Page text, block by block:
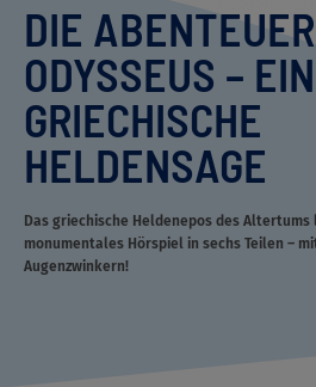
DIE
ODYSSEUS –
GRIECHISCHE
HELDENSAGE
Das griechische Heldenepos des
monumentales Hörspiel in sechs Teilen –
Augenzwinkern!